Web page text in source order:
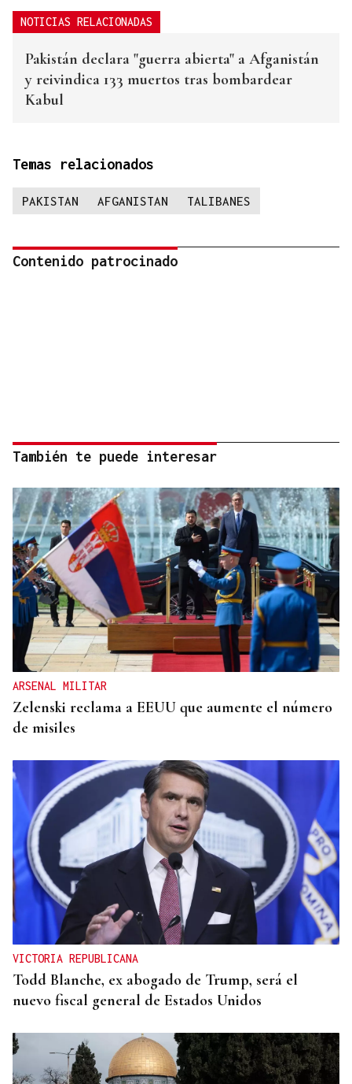
NOTICIAS RELACIONADAS
Pakistán declara "guerra abierta" a Afganistán
y reivindica 133 muertos tras bombardear
Kabul
Temas relacionados
PAKISTAN AFGANISTAN TALIBANES
Contenido patrocinado
También te puede interesar
ARSENAL MILITAR
Zelenski reclama a EEUU que aumente el número
de misiles
VICTORIA REPUBLICANA
Todd Blanche, ex abogado de Trump, será el
nuevo fiscal general de Estados Unidos